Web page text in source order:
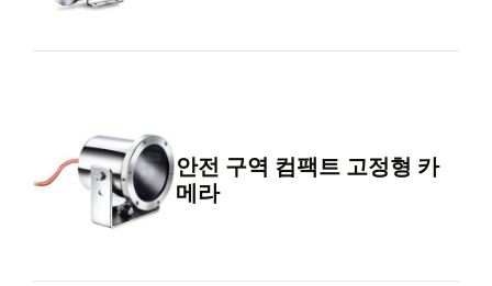
안전 구역 컴팩트 고정형 카
메라